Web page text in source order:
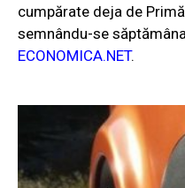
cumpărate deja de
semnându-se
ECONOMICA.NET.